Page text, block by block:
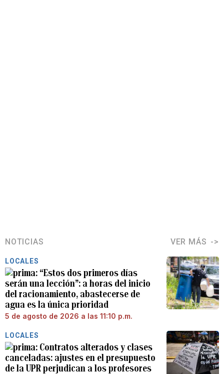
NOTICIAS VER MÁS
LOCALES
“Estos dos primeros días
serán una lección”: a horas del inicio
del racionamiento, abastecerse de
agua es la única prioridad
5 de agosto de 2026 a las 11:10 p.m.
LOCALES
Contratos alterados y clases
canceladas: ajustes en el presupuesto
de la UPR perjudican a los profesores